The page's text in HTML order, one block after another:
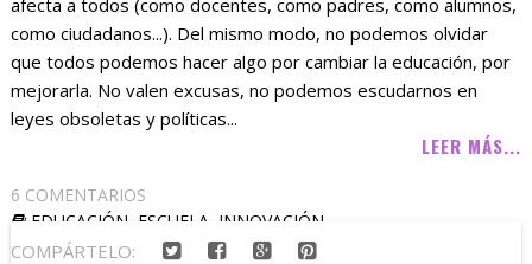
afecta a todos (como docentes, como padres, como alumnos,
como ciudadanos...). Del mismo modo, no podemos olvidar
que todos podemos hacer algo por cambiar la educación, por
mejorarla. No valen excusas, no podemos escudarnos en
leyes obsoletas y políticas...
LEER MÁS...
6 COMENTARIOS
EDUCACIÓN ESCUELA INNOVACIÓN
COMPÁRTELO: